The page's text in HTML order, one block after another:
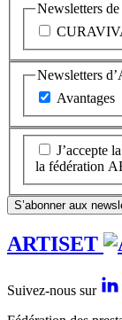
Newsletters
Newsletters
Avantages
J’accepte la
la fédération
S’abonner aux
ARTISET
Suivez-nous sur